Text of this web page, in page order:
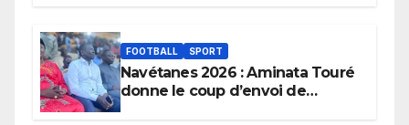
FOOTBALL SPORT
Navétanes 2026 : Aminata Touré
donne le coup d’envoi de